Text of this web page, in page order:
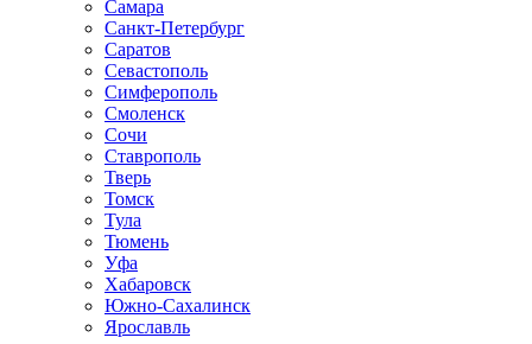
Самара
Санкт-Петербург
Саратов
Севастополь
Симферополь
Смоленск
Сочи
Ставрополь
Тверь
Томск
Тула
Тюмень
Уфа
Хабаровск
Южно-Сахалинск
Ярославль